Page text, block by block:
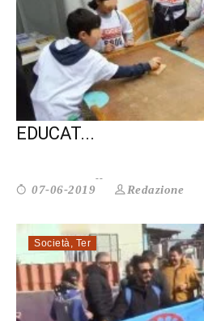
DUE PROGETTI
EDUCAT...
07-06-2019 Redazione
Società, Ter